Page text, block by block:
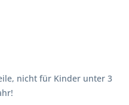
nicht für Kinder unter 3